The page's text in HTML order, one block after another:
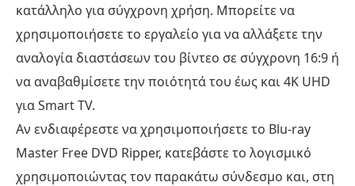
κατάλληλο για σύγχρονη χρήση. Μπορείτε να
χρησιμοποιήσετε το εργαλείο για να αλλάξετε την
αναλογία διαστάσεων του βίντεο σε σύγχρονη 16:9 ή
να αναβαθμίσετε την ποιότητά του έως και 4K UHD
για Smart TV.
Αν ενδιαφέρεστε να χρησιμοποιήσετε το Blu-ray
Master Free DVD Ripper, κατεβάστε το λογισμικό
χρησιμοποιώντας τον παρακάτω σύνδεσμο και, στη